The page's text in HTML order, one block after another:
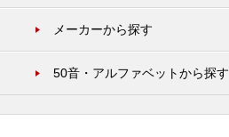
メーカーから探す
50音・アルファベットから探す